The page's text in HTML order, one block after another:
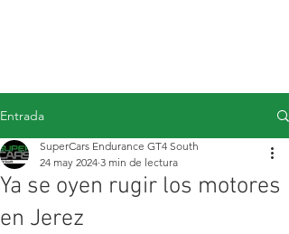
Entrada
Ya se oyen rugir los motores
en Jerez
SuperCars Endurance GT4 South
24 may 2024 3 min de lectura